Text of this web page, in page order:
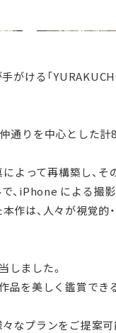
がける「
仲通りを中心とした
よって再構築し、そ
、iPhone による撮
作は、人々が視覚的
しました。
品を美しく鑑賞でき
なプランをご提案可